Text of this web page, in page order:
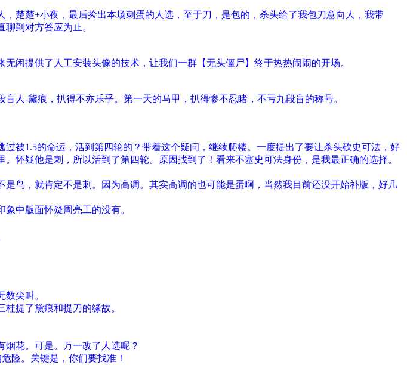
楚楚+小夜，最后捡出本场刺蛋的人选，至于刀，是包的，杀头给了我包刀意向人，我带
到对方答应为止。
闲提供了人工安装头像的技术，让我们一群【无头僵尸】终于热热闹闹的开场。
人-黛痕，扒得不亦乐乎。第一天的马甲，扒得惨不忍睹，不亏九段盲的称号。
被1.5的命运，活到第四轮的？带着这个疑问，继续爬楼。一度提出了要让杀头砍史可法，好
怀疑他是刺，所以活到了第四轮。原因找到了！看来不塞史可法身份，是我最正确的选择。
鸟，就肯定不是刺。因为高调。其实高调的也可能是蛋啊，当然我目前还没开始补版，好几
中版面怀疑周亮工的没有。
尖叫。
提了黛痕和提刀的缘故。
花。可是。万一改了人选呢？
险。关键是，你们要找准！